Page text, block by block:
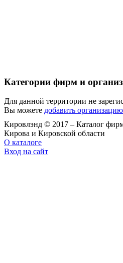
Категории фирм и
Для данной территории не
Вы можете добавить организацию
Кировлэнд © 2017 – Каталог
Кирова и Кировской области
О каталоге
Вход на сайт